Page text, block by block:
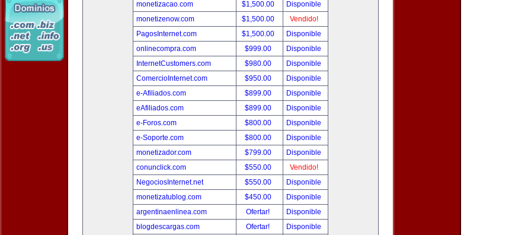
monetizacao.com
$1,500.00
Disponible
monetizenow.com
$1,500.00
Vendido!
PagosInternet.com
$1,500.00
Disponible
onlinecompra.com
$999.00
Disponible
InternetCustomers.com
$980.00
Disponible
ComercioInternet.com
$950.00
Disponible
e-Afiliados.com
$899.00
Disponible
eAfiliados.com
$899.00
Disponible
e-Foros.com
$800.00
Disponible
e-Soporte.com
$800.00
Disponible
monetizador.com
$799.00
Disponible
conunclick.com
$550.00
Vendido!
NegociosInternet.net
$550.00
Disponible
monetizatublog.com
$450.00
Disponible
argentinaenlinea.com
Ofertar!
Disponible
blogdescargas.com
Ofertar!
Disponible